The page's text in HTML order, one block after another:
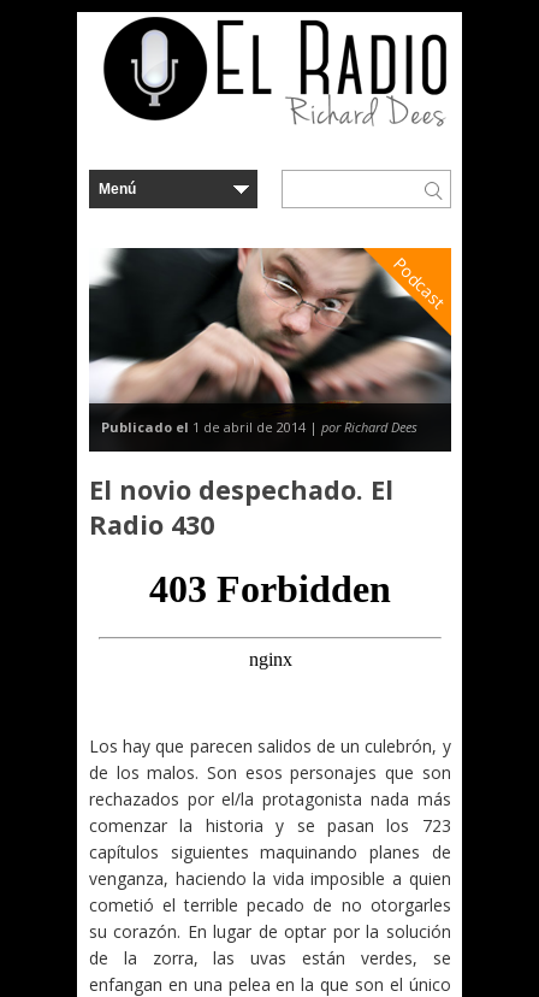
Podcast
Publicado el 1 de abril de 2014 | por Richard Dees
El novio despechado. El
Radio 430
Los hay que parecen salidos de un culebrón, y
de los malos. Son esos personajes que son
rechazados por el/la protagonista nada más
comenzar la historia y se pasan los 723
capítulos siguientes maquinando planes de
venganza, haciendo la vida imposible a quien
cometió el terrible pecado de no otorgarles
su corazón. En lugar de optar por la solución
de la zorra, las uvas están verdes, se
enfangan en una pelea en la que son el único